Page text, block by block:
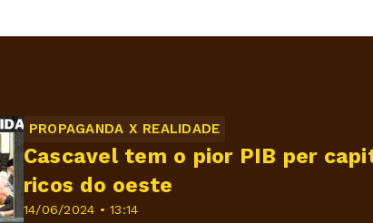
PROPAGANDA X REALIDADE
14/06/2024 • 13:14
Cascavel tem o pior PIB per
ricos do oeste